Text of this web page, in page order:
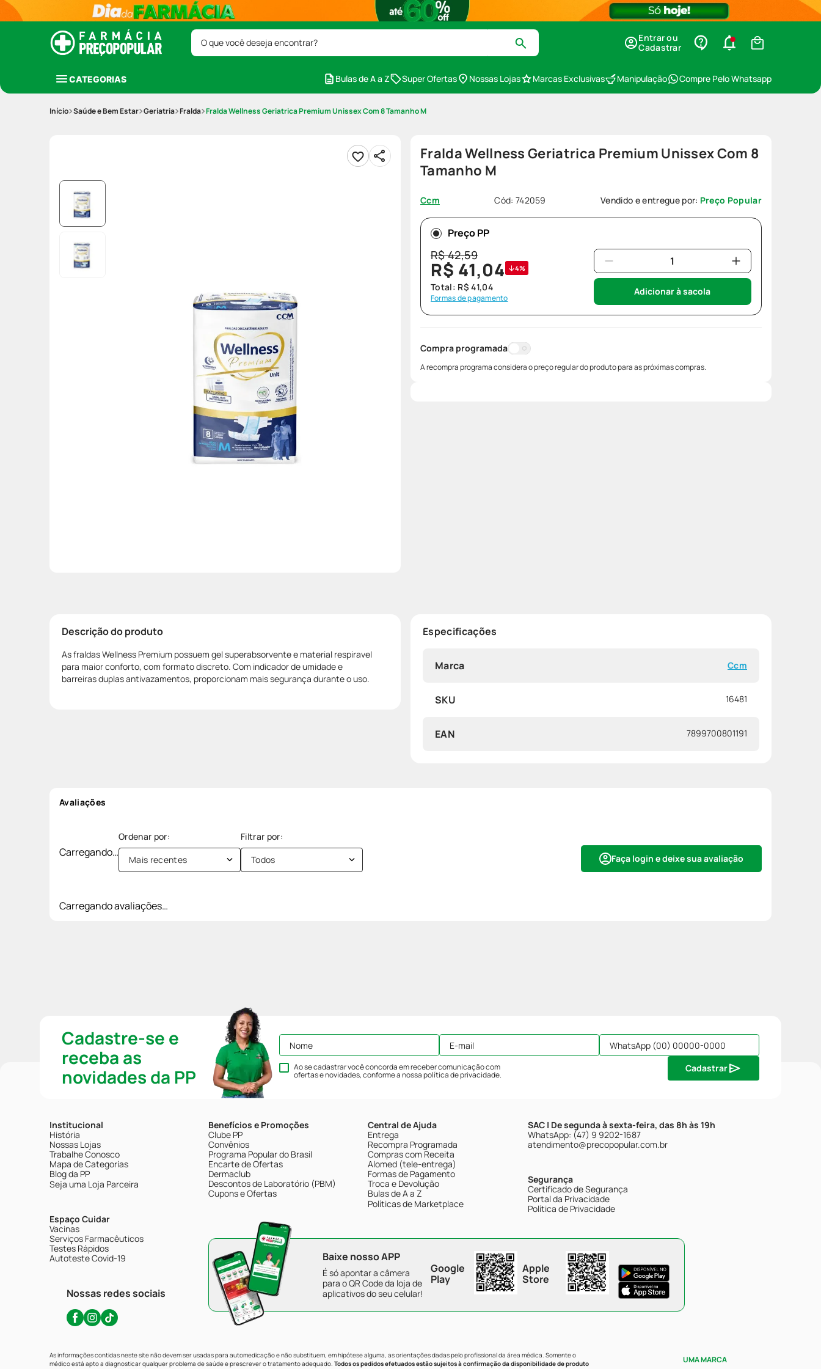
O que você deseja encontrar?
Entrar ou
Cadastrar
CATEGORIAS Bulas de A a Z Super Ofertas Nossas Lojas Marcas Exclusivas Manipulação Compre Pelo Whatsapp
Saúde e Bem Estar Geriatria Fralda Fralda Wellness Geriatrica Premium Unissex Com 8 Tamanho M
Fralda Wellness Geriatrica Premium Unissex Com 8
Tamanho M
Ccm Cód: 742059 Vendido e entregue por: Preço Popular
Preço PP
R$42,59
R$ 41,04 4%
Total: R$ 41,04
Formas de pagamento
Adicionar à sacola
Compra programada
A recompra programa considera o preço regular do produto para as próximas compras.
Descrição do produto
As fraldas Wellness Premium possuem gel superabsorvente e material respiravel
para maior conforto, com formato discreto. Com indicador de umidade e
barreiras duplas antivazamentos, proporcionam mais segurança durante o uso.
Especificações
Marca Ccm
SKU 16481
EAN 7899700801191
Avaliações
Carregando… Faça login e deixe sua avaliação
Mais recentes Todos
Carregando avaliações…
Cadastre-se e
receba as
novidades da PP
Ao se cadastrar você concorda em receber comunicação com
ofertas e novidades, conforme a nossapolítica de privacidade.
Cadastrar
Institucional
História
Nossas Lojas
Trabalhe Conosco
Mapa de Categorias
Blog da PP
Seja uma Loja Parceira
Espaço Cuidar
Vacinas
Serviços Farmacêuticos
Testes Rápidos
Autoteste Covid-19
Nossas redes sociais
Benefícios e Promoções
Clube PP
Convênios
Programa Popular do Brasil
Encarte de Ofertas
Dermaclub
Descontos de Laboratório (PBM)
Cupons e Ofertas
Central de Ajuda
Entrega
Recompra Programada
Compras com Receita
Alomed (tele-entrega)
Formas de Pagamento
Troca e Devolução
Bulas de A a Z
Políticas de Marketplace
SAC | De segunda à sexta-feira, das 8h às 19h
WhatsApp: (47) 9 9202-1687
atendimento@precopopular.com.br
Segurança
Certificado de Segurança
Portal da Privacidade
Política de Privacidade
Baixe nosso APP
É só apontar a câmera
para o QR Code da loja de
aplicativos do seu celular!
Google
Play
Apple
Store
As informações contidas neste site não devem ser usadas para automedicação e não substituem, em hipótese alguma, as orientações dadas pelo profissional da área médica. Somente o
médico está apto a diagnosticar qualquer problema de saúde e prescrever o tratamento adequado. Todos os pedidos efetuados estão sujeitos à confirmação da disponibilidade de produto
UMA MARCA